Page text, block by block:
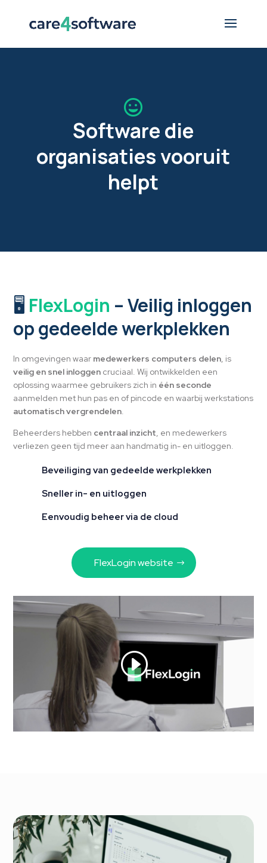

Software die
organisaties vooruit
helpt
🖥️ FlexLogin – Veilig inloggen
op gedeelde werkplekken
In omgevingen waar medewerkers computers delen, is
veilig en snel inloggen cruciaal. Wij ontwikkelden een
oplossing waarmee gebruikers zich in één seconde
aanmelden met hun pas en of pincode en waarbij werkstations
automatisch vergrendelen.
Beheerders hebben centraal inzicht, en medewerkers
verliezen geen tijd meer aan handmatig in- en uitloggen.
Beveiliging van gedeelde werkplekken
Sneller in- en uitloggen
Eenvoudig beheer via de cloud
FlexLogin website